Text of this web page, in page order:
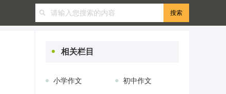
相关栏目
小学作文 初中作文